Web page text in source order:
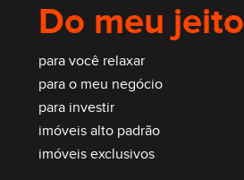
Do meu jeito
para você relaxar
para o meu negócio
para investir
imóveis alto padrão
imóveis exclusivos